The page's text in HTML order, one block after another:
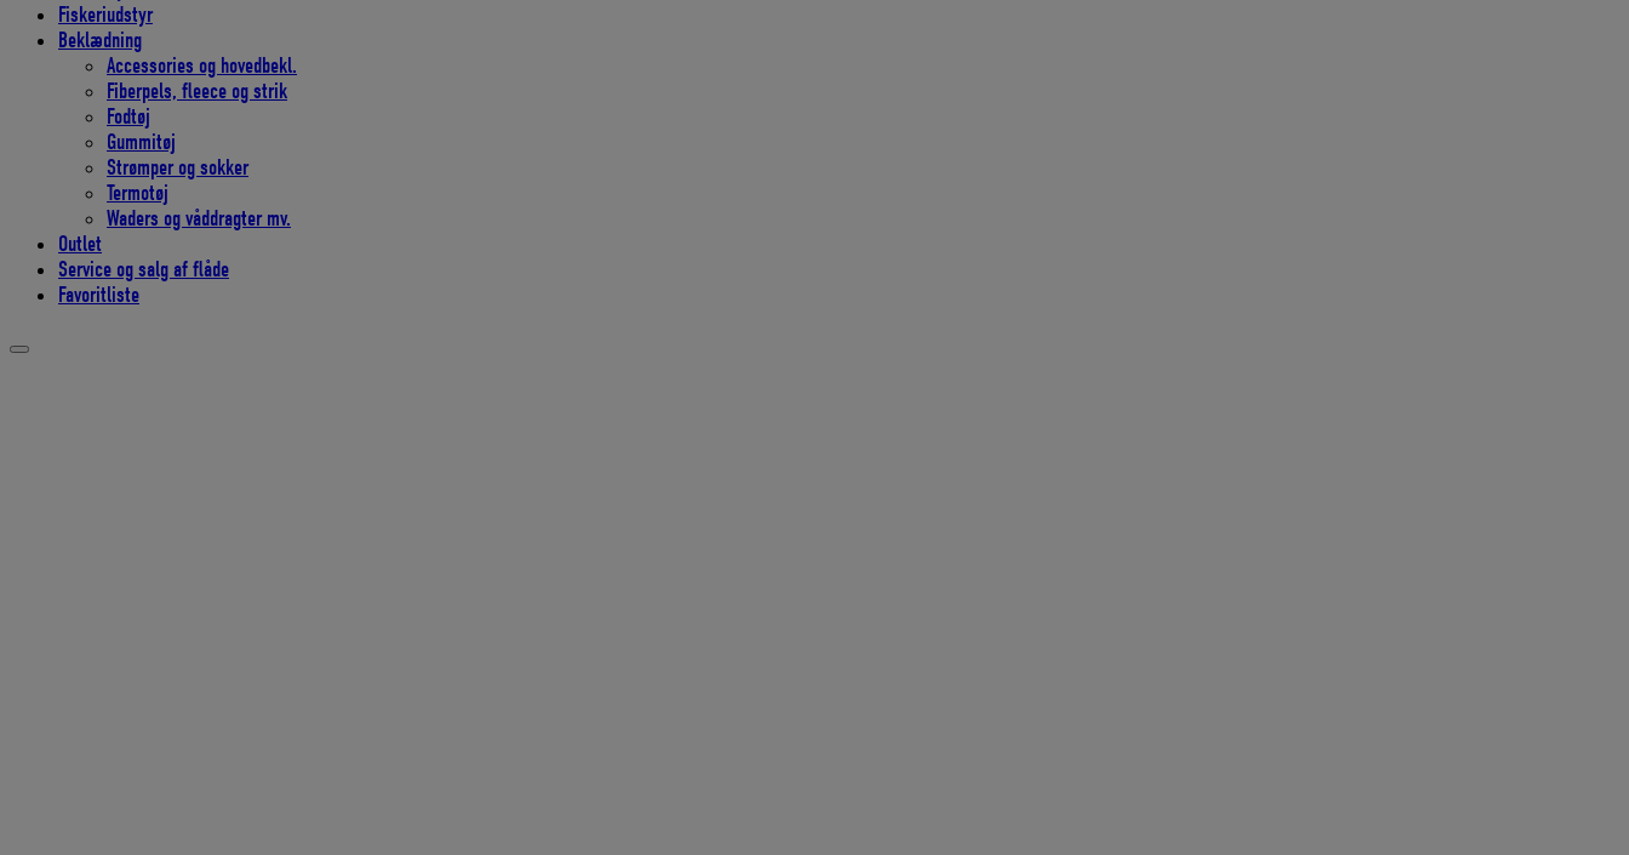
Fiskeriudstyr
Beklædning
Accessories og hovedbekl.
Fiberpels, fleece og strik
Fodtøj
Gummitøj
Strømper og sokker
Termotøj
Waders og våddragter mv.
Outlet
Service og salg af flåde
Favoritliste